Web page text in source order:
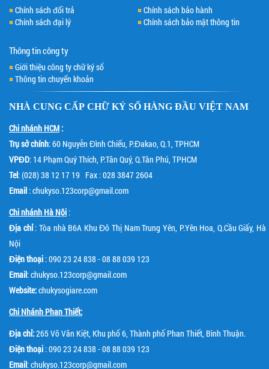
Chính sách đổi trả
Chính sách bảo hành
Chính sách đại lý
Chính sách bảo mật thông tin
Thông tin công ty
Giới thiệu công ty chữ ký số
Thông tin chuyển khoản
NHÀ CUNG CẤP CHỮ KÝ SỐ HÀNG ĐẦU VIỆT NAM
Chi nhánh HCM :
Trụ sở chính: 60 Nguyễn Đình Chiểu, P.Đakao, Q.1, TPHCM
VPĐD: 14 Phạm Quý Thích, P.Tân Quý, Q.Tân Phú, TPHCM
Tel: (028) 38 12 17 19 Fax : 028 3847 2604
Email : chukyso.123corp@gmail.com
Chi nhánh Hà Nội :
Địa chỉ: Tòa nhà B6A Khu Đô Thị Nam Trung Yên, P.Yên Hoa, Q.Cầu Giấy, Hà
Nội
Điện thoại : 090 23 24 838 - 08 88 039 123
Email: chukyso.123corp@gmail.com
Website:chukysogiare.com
Chi Nhánh Phan Thiết:
Địa chỉ:265 Võ Văn Kiệt, Khu phố 6, Thành phố Phan Thiết, Bình Thuận.
Điện thoại : 090 23 24 838 - 08 88 039 123
Email: chukyso.123corp@gmail.com